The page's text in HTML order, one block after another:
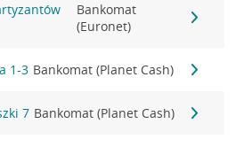
Bankomat
(Euronet)
1-3 Bankomat (Planet Cash)
7 Bankomat (Planet Cash)